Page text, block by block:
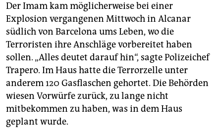
Der Imam kam möglicherweise bei einer
Explosion vergangenen Mittwoch in Alcanar
südlich von Barcelona ums Leben, wo die
Terroristen ihre Anschläge vorbereitet haben
sollen. „Alles deutet darauf hin“, sagte Polizeichef
Trapero. Im Haus hatte die Terrorzelle unter
anderem 120 Gasflaschen gehortet. Die Behörden
wiesen Vorwürfe zurück, zu lange nicht
mitbekommen zu haben, was in dem Haus
geplant wurde.